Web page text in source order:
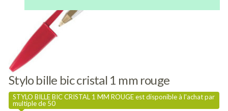
Stylo bille bic cristal 1 mm rouge
STYLO BILLE BIC CRISTAL 1 MM ROUGE est disponible à l'achat par
multiple de 50